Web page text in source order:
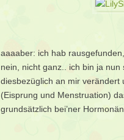
aaaaber: ich hab
nein, nicht ganz.. ich bin ja
diesbezüglich an mir verändert
(Eisprung und Menstruation)
grundsätzlich bei’ner